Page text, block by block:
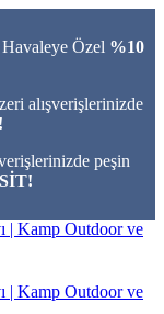
Havaleye Özel %10
alışverişlerinizde
peşin